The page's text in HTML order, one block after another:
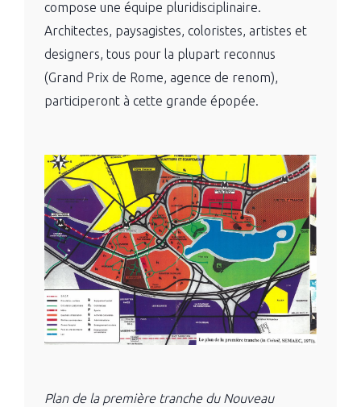
compose une équipe pluridisciplinaire.
Architectes, paysagistes, coloristes, artistes et
designers, tous pour la plupart reconnus
(Grand Prix de Rome, agence de renom),
participeront à cette grande épopée.
Plan de la première tranche du Nouveau